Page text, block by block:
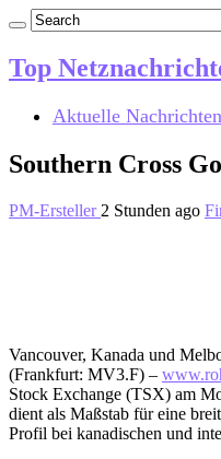
Top
Aktuelle Nachrichten
Southern Cross
PM-Ersteller 2 Stunden ago
Vancouver, Kanada und
(Frankfurt: MV3.F) –
Stock Exchange (TSX) am
dient als Maßstab für eine
Profil bei kanadischen und